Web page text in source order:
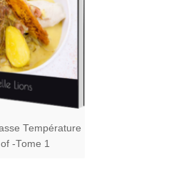
Température
-Tome 1